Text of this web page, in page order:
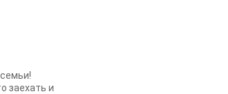
заехать и